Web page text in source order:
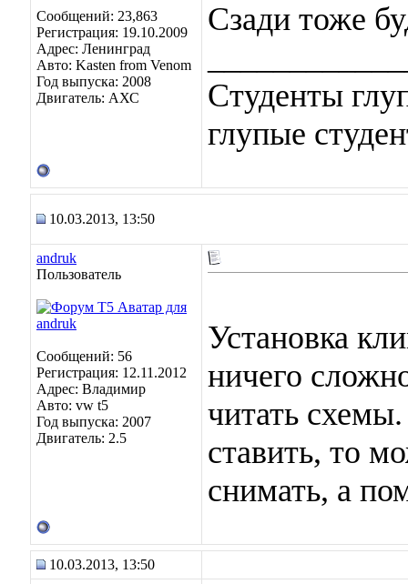
Сообщений: 23,863
Регистрация: 19.10.2009
Адрес: Ленинград
Авто: Kasten from Venom
Год выпуска: 2008
Двигатель: АХС
Сзади тоже
Студенты
глупые
10.03.2013, 13:50
andruk
Пользователь
Сообщений: 56
Регистрация: 12.11.2012
Адрес: Владимир
Авто: vw t5
Год выпуска: 2007
Двигатель: 2.5
Установка
ничего
читать
ставить, то
снимать, а
10.03.2013, 13:50